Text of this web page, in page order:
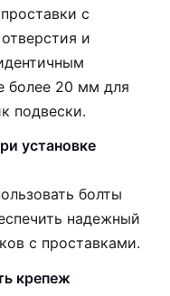
с
и
более 20 мм для
подвески.
установке
болты
надежный
с проставками.
крепеж